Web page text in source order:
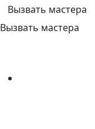
Вызвать мастера
Вызвать мастера